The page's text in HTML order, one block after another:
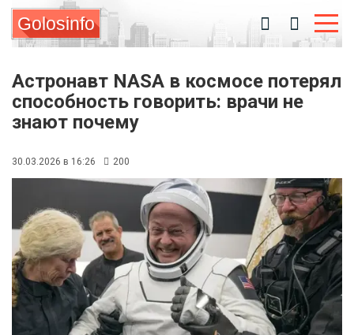
Golosinfo
Астронавт NASA в космосе потерял
способность говорить: врачи не
знают почему
30.03.2026 в 16:26 200